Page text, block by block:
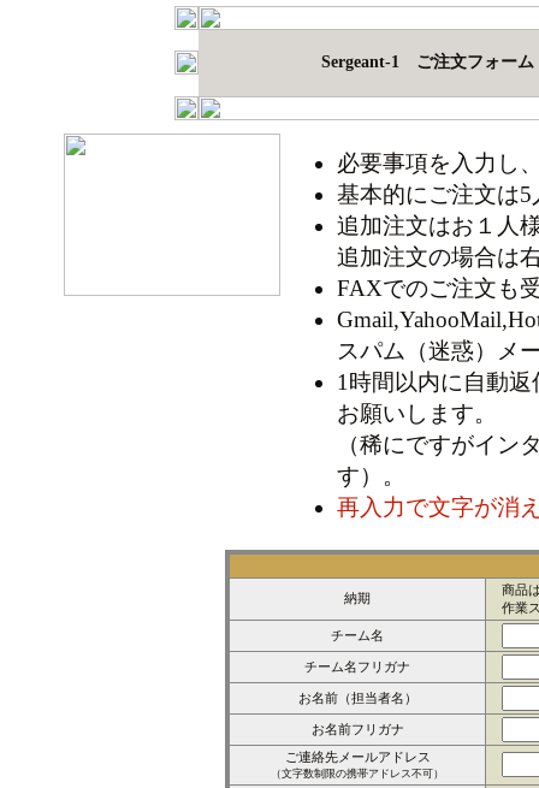
Sergeant-1 ご注文フォーム
必要事項を入力し
基本的にご注文は
追加注文はお１人
追加注文の場合は
FAXでのご注文も
スパム（迷惑）メ
1時間以内に自動
お願いします。
（稀にですがイン
す）。
再入力で文字が消
納期
商品
作業
チーム名
チーム名フリガナ
お名前（担当者名）
お名前フリガナ
ご連絡先メールアドレス
（文字数制限の携帯アドレス不可）